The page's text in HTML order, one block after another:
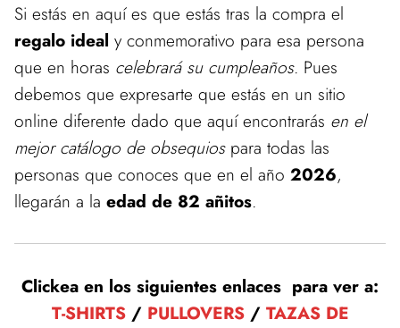
Si estás en aquí es que estás tras la compra el
regalo ideal y conmemorativo para esa persona
que en horas celebrará su cumpleaños. Pues
debemos que expresarte que estás en un sitio
online diferente dado que aquí encontrarás en el
mejor catálogo de obsequiospara todas las
personas que conoces que en el año 2026,
llegarán a la edad de 82 añitos.
Clickea en los siguientes enlaces para ver a:
T-SHIRTS/ PULLOVERS/ TAZAS DE